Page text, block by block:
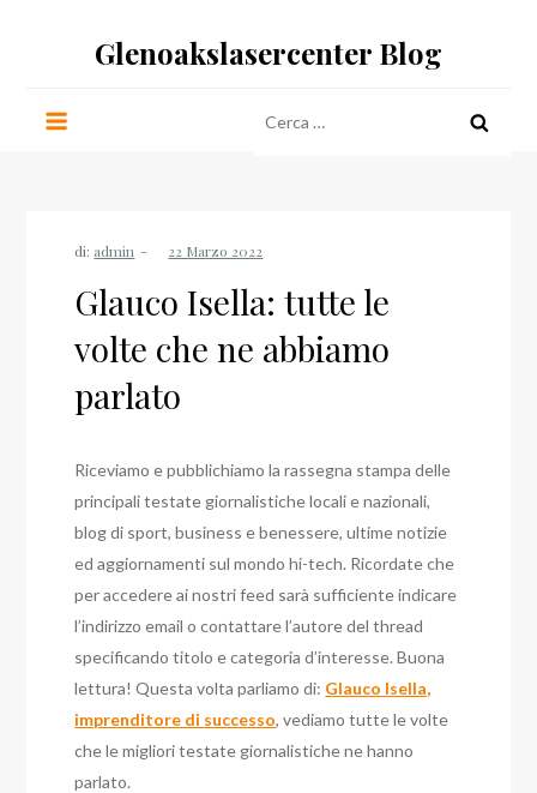
Glenoakslasercenter Blog
per:
di: admin
Glauco Isella: tutte le
volte che ne abbiamo
parlato
Riceviamo e pubblichiamo la rassegna stampa delle
principali testate giornalistiche locali e nazionali,
blog di sport, business e benessere, ultime notizie
ed aggiornamenti sul mondo hi-tech. Ricordate che
per accedere ai nostri feed sarà sufficiente indicare
l’indirizzo email o contattare l’autore del thread
specificando titolo e categoria d’interesse. Buona
lettura! Questa volta parliamo di: Glauco Isella,
imprenditore di successo, vediamo tutte le volte
che le migliori testate giornalistiche ne hanno
parlato.